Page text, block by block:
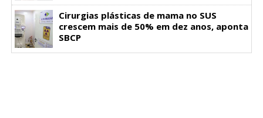
Cirurgias plásticas de mama no SUS
crescem mais de 50% em dez anos, aponta
SBCP